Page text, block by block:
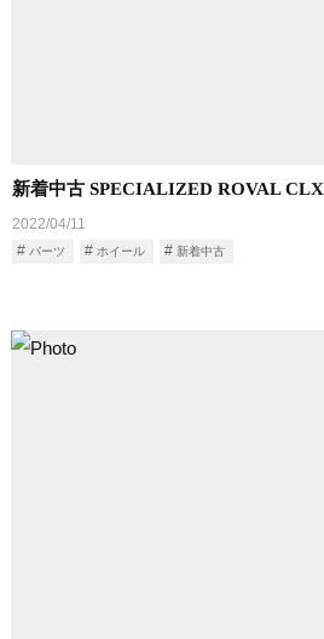
新着中古 SPECIALIZED ROVAL CLX
2022/04/11
パーツ ホイール 新着中古